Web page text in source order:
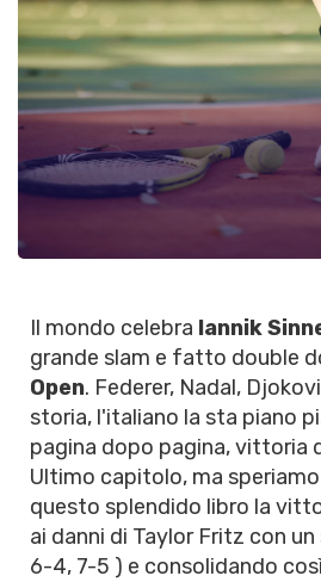
Il mondo celebra Iannik
grande slam e fatto double
Open. Federer, Nadal,
storia, l'italiano la sta piano
pagina dopo pagina, vittoria
Ultimo capitolo, ma
questo splendido libro la
ai danni di Taylor Fritz con
6-4, 7-5 ) e consolidando